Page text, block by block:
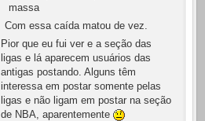
massa
Com essa caída matou de vez.
Pior que eu fui ver e a seção das
ligas e lá aparecem usuários das
antigas postando. Alguns têm
interessa em postar somente pelas
ligas e não ligam em postar na seção
de NBA, aparentemente